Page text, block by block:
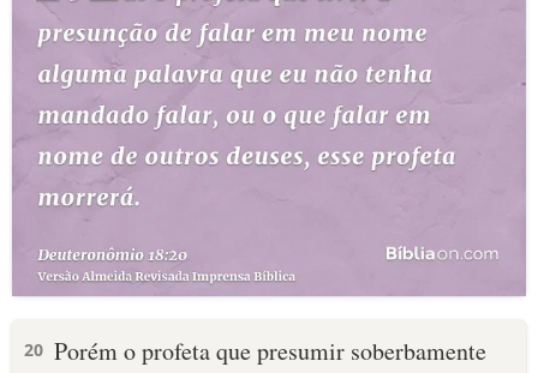
20 Porém o profeta que presumir soberbamente